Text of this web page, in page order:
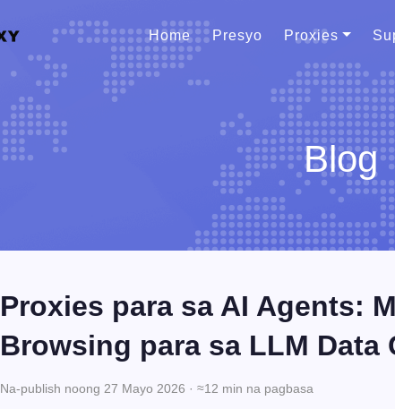
Home Presyo Proxies
Blog
Proxies para sa AI Agents:
Browsing para sa LLM Data
Na-publish noong 27 Mayo 2026 · ≈12 min na pagbasa